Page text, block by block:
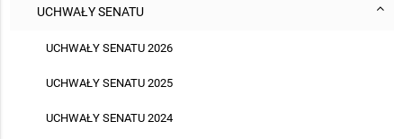
UCHWAŁY SENATU
UCHWAŁY SENATU 2026
UCHWAŁY SENATU 2025
UCHWAŁY SENATU 2024